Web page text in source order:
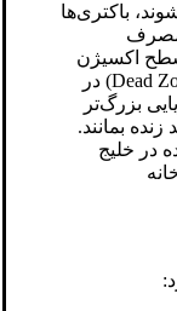
باکتری‌ها
مصرف
اکسیژن
(هیپوکسی) و ایجاد «مناطق مرده» (Dead Zones) در
بزرگ‌تر
بمانند.
در خلیج